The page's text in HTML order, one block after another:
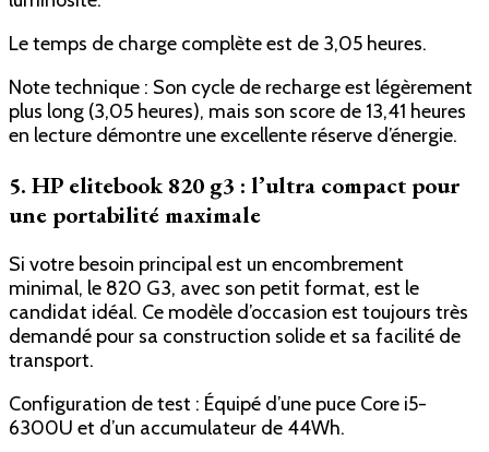
Le temps de charge complète est de 3,05 heures.
Note technique : Son cycle de recharge est légèrement
plus long (3,05 heures), mais son score de 13,41 heures
en lecture démontre une excellente réserve d’énergie.
5. HP elitebook 820 g3 : l’ultra compact pour
une portabilité maximale
Si votre besoin principal est un encombrement
minimal, le 820 G3, avec son petit format, est le
candidat idéal. Ce modèle d’occasion est toujours très
demandé pour sa construction solide et sa facilité de
transport.
Configuration de test : Équipé d’une puce Core i5-
6300U et d’un accumulateur de 44Wh.